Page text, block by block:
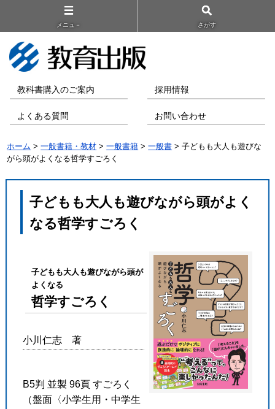
メニュ－ さがす
教科書購入のご案内 採用情報
よくある質問 お問い合わせ
ホーム >一般書籍・教材 >一般書籍 >一般書 > 子どもも大人も遊びな
がら頭がよくなる哲学すごろく
子どもも大人も遊びながら頭がよく
なる哲学すごろく
子どもも大人も遊びながら頭が
よくなる
哲学すごろく
小川仁志 著
B5判 並製 96頁 すごろく
（盤面〈小学生用・中学生